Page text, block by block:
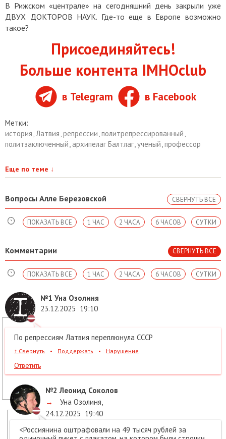
В Рижском «централе» на сегодняшний день закрыли уже
ДВУХ ДОКТОРОВ НАУК. Где-то еще в Европе возможно
такое?
Присоединяйтесь!
Больше контента IMHOclub
в Telegram в Facebook
Метки:
история,Латвия,репрессии,политрепрессированный,
политзаключенный, архипелаг Балтлаг,ученый,профессор
Еще по теме ↓
Вопросы Алле Березовской СВЕРНУТЬ ВСЕ
СУТКИ
6 ЧАСОВ
2 ЧАСА
1 ЧАС
ПОКАЗАТЬ ВСЕ
Комментарии СВЕРНУТЬ ВСЕ
СУТКИ
6 ЧАСОВ
2 ЧАСА
1 ЧАС
ПОКАЗАТЬ ВСЕ
№1 Уна Озолиня
23.12.2025 19:10
По репрессиям Латвия переплюнула СССР
↑ Свернуть • Поддержать • Нарушение
Ответить
№2 Леонид Соколов
→
Уна Озолиня,
24.12.2025 19:40
<Россиянина оштрафовали на 49 тысяч рублей за